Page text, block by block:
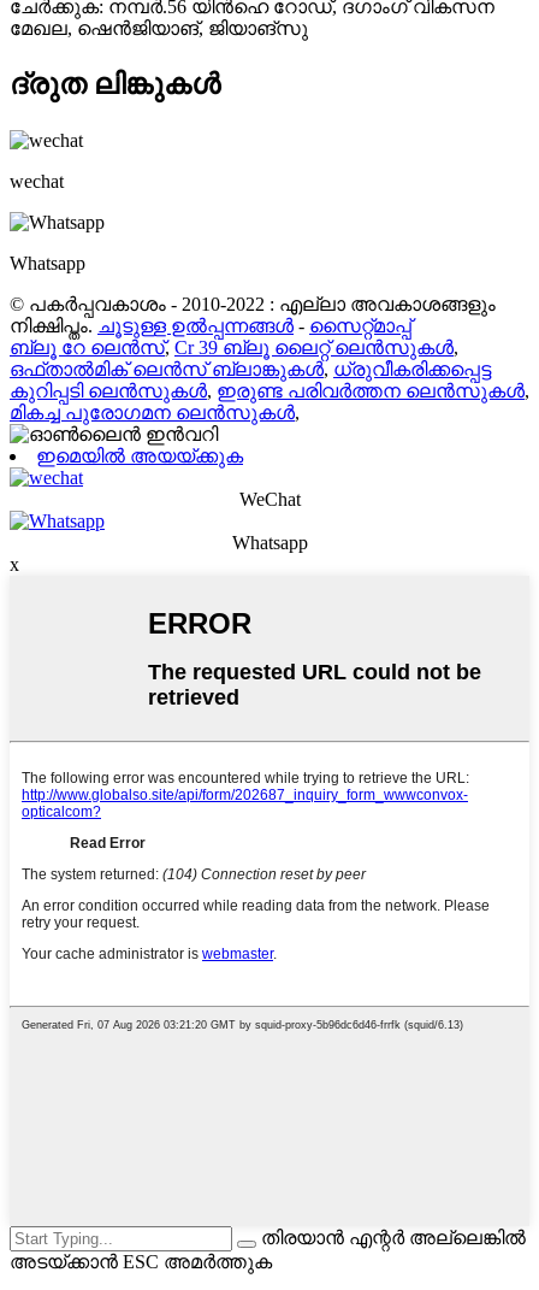
ചേർക്കുക: നമ്പർ.56 യിൻഹെ റോഡ്, ദഗാംഗ് വികസന
മേഖല, ഷെൻജിയാങ്, ജിയാങ്‌സു
ദ്രുത ലിങ്കുകൾ
wechat
Whatsapp
© പകർപ്പവകാശം - 2010-2022 : എല്ലാ അവകാശങ്ങളും
നിക്ഷിപ്തം. ചൂടുള്ള ഉൽപ്പന്നങ്ങൾ - സൈറ്റ്മാപ്പ്
ബ്ലൂ റേ ലെൻസ്, Cr 39 ബ്ലൂ ലൈറ്റ് ലെൻസുകൾ,
ഒഫ്താൽമിക് ലെൻസ് ബ്ലാങ്കുകൾ, ധ്രുവീകരിക്കപ്പെട്ട
കുറിപ്പടി ലെൻസുകൾ, ഇരുണ്ട പരിവർത്തന ലെൻസുകൾ,
മികച്ച പുരോഗമന ലെൻസുകൾ,
ഇമെയിൽ അയയ്ക്കുക
WeChat
Whatsapp
x
തിരയാൻ എന്റർ അല്ലെങ്കിൽ
അടയ്ക്കാൻ ESC അമർത്തുക